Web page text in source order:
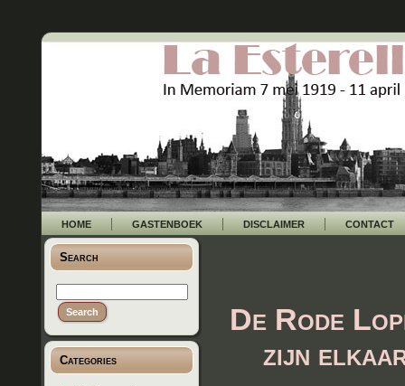
HOME GASTENBOEK DISCLAIMER CONTACT
Search
Categories
De Rode
zijn